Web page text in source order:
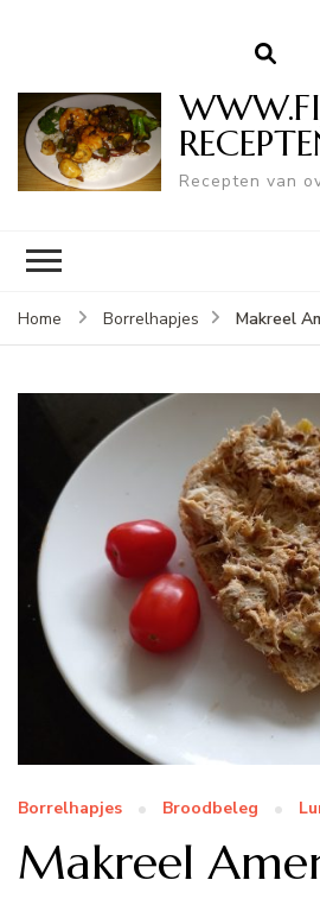
Recepten van
Home Borrelhapjes Makreel
Borrelhapjes Broodbeleg
Makreel